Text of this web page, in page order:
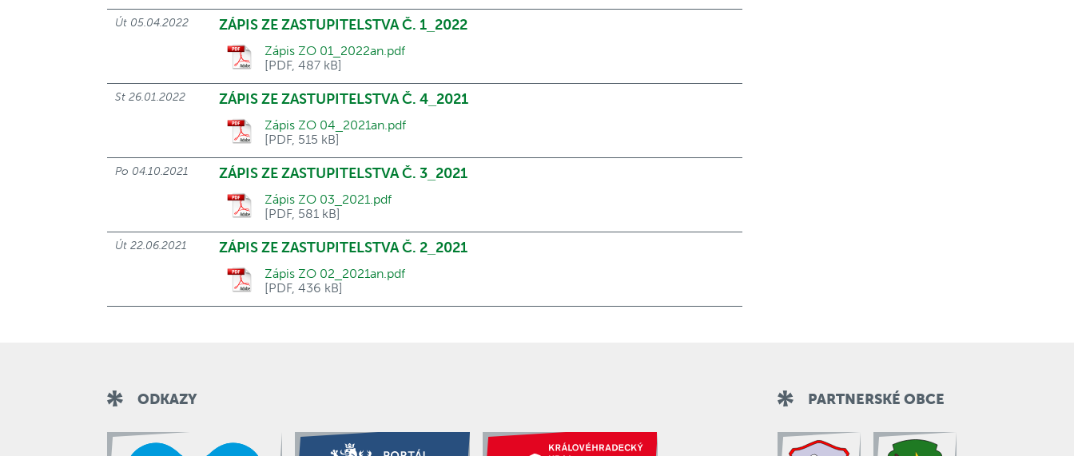
Út 05.04.2022 ZÁPIS ZE ZASTUPITELSTVA Č. 1_2022
Zápis ZO 01_2022an.pdf
[PDF, 487 kB]
St 26.01.2022 ZÁPIS ZE ZASTUPITELSTVA Č. 4_2021
Zápis ZO 04_2021an.pdf
[PDF, 515 kB]
Po 04.10.2021 ZÁPIS ZE ZASTUPITELSTVA Č. 3_2021
Zápis ZO 03_2021.pdf
[PDF, 581 kB]
Út 22.06.2021 ZÁPIS ZE ZASTUPITELSTVA Č. 2_2021
Zápis ZO 02_2021an.pdf
[PDF, 436 kB]
ODKAZY PARTNERSKÉ OBCE